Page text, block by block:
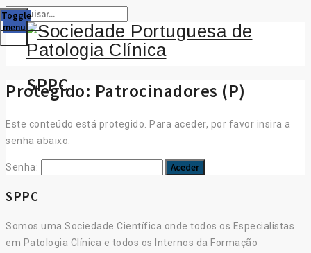
SPPC
Toggle
menu
Protegido: Patrocinadores (P)
Este conteúdo está protegido. Para aceder, por favor insira a
senha abaixo.
Senha:
SPPC
Somos uma Sociedade Científica onde todos os Especialistas
em Patologia Clínica e todos os Internos da Formação